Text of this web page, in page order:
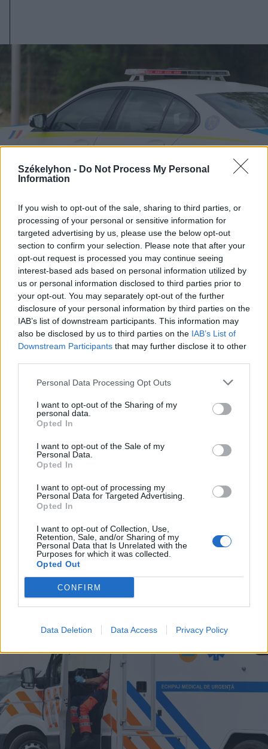
Székelyhon - Do Not Process My Personal
Information
If you wish to opt-out of the sale, sharing to third parties, or
processing of your personal or sensitive information for
targeted advertising by us, please use the below opt-out
section to confirm your selection. Please note that after your
opt-out request is processed you may continue seeing
interest-based ads based on personal information utilized by
us or personal information disclosed to third parties prior to
your opt-out. You may separately opt-out of the further
disclosure of your personal information by third parties on the
IAB’s list of downstream participants. This information may
also be disclosed by us to third parties on the IAB’s List of
Downstream Participants that may further disclose it to other
Personal Data Processing Opt Outs
I want to opt-out of the Sharing of my
personal data.
Opted In
I want to opt-out of the Sale of my
Personal Data.
Opted In
I want to opt-out of processing my
Personal Data for Targeted Advertising.
Opted In
I want to opt-out of Collection, Use,
Retention, Sale, and/or Sharing of my
Personal Data that Is Unrelated with the
Purposes for which it was collected.
Opted Out
CONFIRM
Data Deletion Data Access Privacy Policy
2026. augusztus 09., vasárnap
Három férfit vettek őrizetbe a
megtámadott mentőautó ügyében
Raed Arafat: elfogadhatatlan az
életmentők elleni erőszak